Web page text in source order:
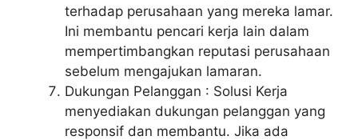
terhadap perusahaan yang mereka lamar.
Ini membantu pencari kerja lain dalam
mempertimbangkan reputasi perusahaan
sebelum mengajukan lamaran.
Dukungan Pelanggan : Solusi Kerja
menyediakan dukungan pelanggan yang
responsif dan membantu. Jika ada